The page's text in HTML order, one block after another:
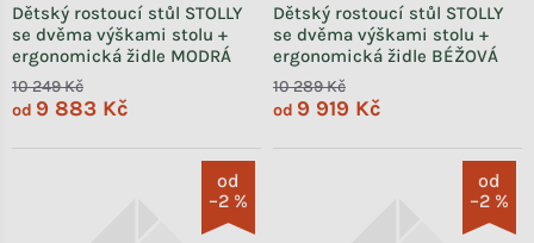
Dětský rostoucí stůl STOLLY
se dvěma výškami stolu +
ergonomická židle MODRÁ
10 249 Kč
od 9 883 Kč
Dětský rostoucí stůl STOLLY
se dvěma výškami stolu +
ergonomická židle BÉŽOVÁ
10 289 Kč
od 9 919 Kč
od
–2 %
od
–2 %